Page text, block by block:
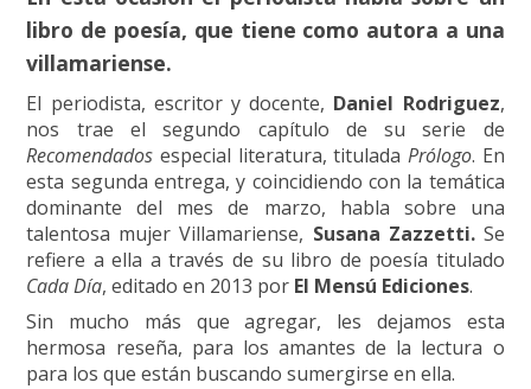
libro de poesía, que tiene como autora a una
villamariense.
El periodista, escritor y docente, Daniel Rodriguez,
nos trae el segundo capítulo de su serie de
Recomendados especial literatura, titulada Prólogo. En
esta segunda entrega, y coincidiendo con la temática
dominante del mes de marzo, habla sobre una
talentosa mujer Villamariense, Susana Zazzetti.Se
refiere a ella a través de su libro de poesía titulado
Cada Día, editado en 2013 por El Mensú Ediciones.
Sin mucho más que agregar, les dejamos esta
hermosa reseña, para los amantes de la lectura o
para los que están buscando sumergirse en ella.